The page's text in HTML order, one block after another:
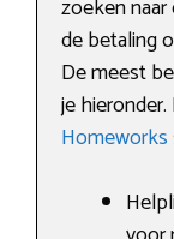
zoeken
de betaling
De meest
je